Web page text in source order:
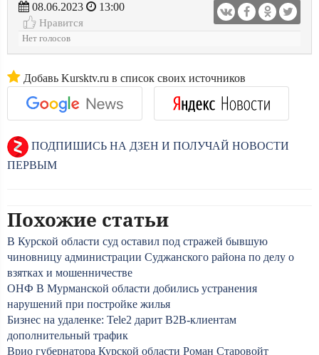
08.06.2023
13:00
Нравится
Нет голосов
Добавь Kursktv.ru в список своих источников
ПОДПИШИСЬ НА ДЗЕН И ПОЛУЧАЙ НОВОСТИ
ПЕРВЫМ
Похожие статьи
В Курской области суд оставил под стражей бывшую
чиновницу администрации Суджанского района по делу о
взятках и мошенничестве
ОНФ В Мурманской области добились устранения
нарушений при постройке жилья
Бизнес на удаленке: Tele2 дарит B2B-клиентам
дополнительный трафик
Врио губернатора Курской области Роман Старовойт